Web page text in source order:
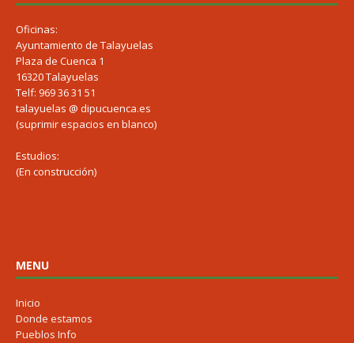
Oficinas:
Ayuntamiento de Talayuelas
Plaza de Cuenca 1
16320 Talayuelas
Telf: 969 36 31 51
talayuelas @ dipucuenca.es
(suprimir espacios en blanco)
Estudios:
(En construcción)
MENU
Inicio
Donde estamos
Pueblos Info